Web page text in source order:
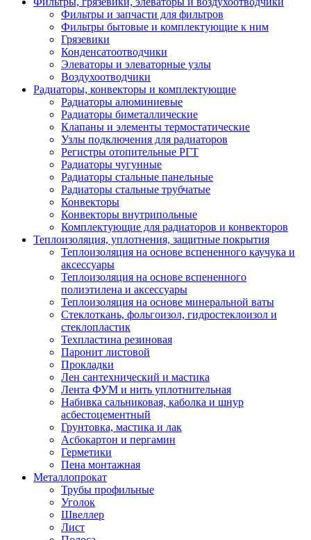
Фильтры и запчасти для фильтров
Фильтры бытовые и комплектующие к ним
Грязевики
Конденсатоотводчики
Элеваторы и элеваторные узлы
Воздухоотводчики
Радиаторы, конвекторы и комплектующие
Радиаторы алюминиевые
Радиаторы биметаллические
Клапаны и элементы термостатические
Узлы подключения для радиаторов
Регистры отопительные РГТ
Радиаторы чугунные
Радиаторы стальные панельные
Радиаторы стальные трубчатые
Конвекторы
Конвекторы внутрипольные
Комплектующие для радиаторов и конвекторов
Теплоизоляция, уплотнения, защитные покрытия
Теплоизоляция на основе вспененного каучука и
аксессуары
Теплоизоляция на основе вспененного
полиэтилена и аксессуары
Теплоизоляция на основе минеральной ваты
Стеклоткань, фольгоизол, гидростеклоизол и
стеклопластик
Техпластина резиновая
Паронит листовой
Прокладки
Лен сантехнический и мастика
Лента ФУМ и нить уплотнительная
Набивка сальниковая, каболка и шнур
асбестоцементный
Грунтовка, мастика и лак
Асбокартон и пергамин
Герметики
Пена монтажная
Металлопрокат
Трубы профильные
Уголок
Швеллер
Лист